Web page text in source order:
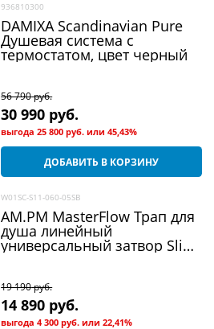
936810300
DAMIXA Scandinavian Pure
Душевая система c
термостатом, цвет черный
56 790 руб.
30 990 руб.
выгода25 800 руб. или45,43%
ДОБАВИТЬ В КОРЗИНУ
W01SC-S11-060-05SB
AM.PM MasterFlow Трап для
душа линейный
универсальный затвор Slim
19 190 руб.
14 890 руб.
выгода4 300 руб. или22,41%